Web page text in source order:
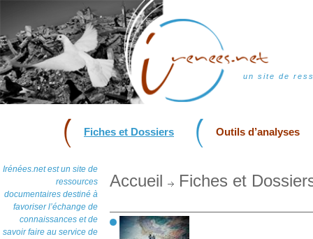
un site de
Fiches et Dossiers Outils d’analyses
Irénées.net est un site de
ressources
documentaires destiné à
favoriser l’échange de
connaissances et de
savoir faire au service de
Accueil Fiches et